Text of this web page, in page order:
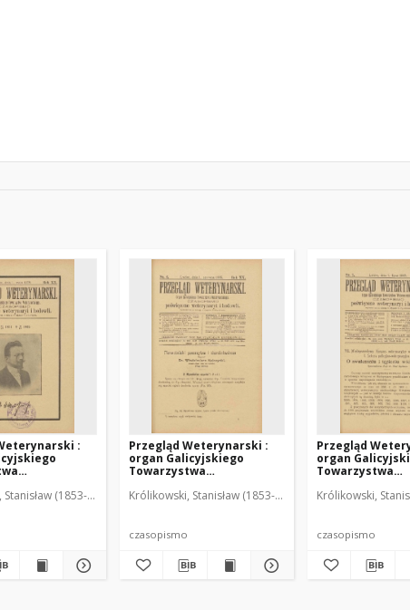
:
poświęcone(1853-1924). Red.
Przegląd Weterynarski :
organ Galicyjskiego
Towarzystwa
czasopismo poświęcone
Królikowski, Stanisław (1853-1924). Red.
czasopismo
Przegląd
organ
Towarzystwa
czasopismo
Królikowski,
czasopismo